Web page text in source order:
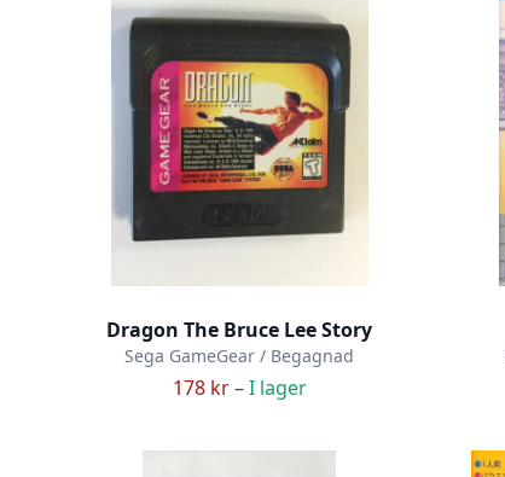
Dragon The Bruce Lee Story
Sega GameGear / Begagnad
178 kr –I lager